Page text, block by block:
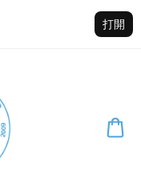
打開